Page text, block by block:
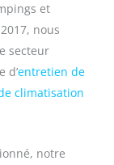
et
nous
secteur
d’entretien de
climatisation
notre